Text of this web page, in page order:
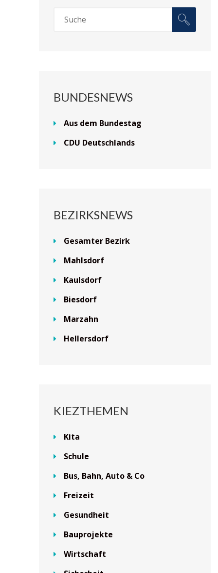
BUNDESNEWS
Aus dem Bundestag
CDU Deutschlands
BEZIRKSNEWS
Gesamter Bezirk
Mahlsdorf
Kaulsdorf
Biesdorf
Marzahn
Hellersdorf
KIEZTHEMEN
Kita
Schule
Bus, Bahn, Auto & Co
Freizeit
Gesundheit
Bauprojekte
Wirtschaft